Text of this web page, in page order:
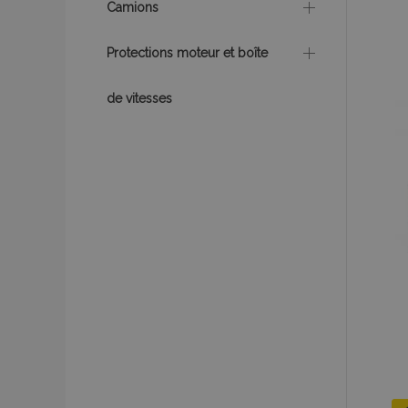
Camions
Protections moteur et boîte
de vitesses
mage-translation-